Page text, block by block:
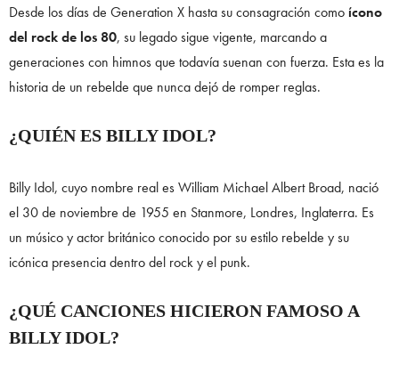
Desde los días de Generation X hasta su consagración como ícono
del rock de los 80, su legado sigue vigente, marcando a
generaciones con himnos que todavía suenan con fuerza. Esta es la
historia de un rebelde que nunca dejó de romper reglas.
¿QUIÉN ES BILLY IDOL?
Billy Idol, cuyo nombre real es William Michael Albert Broad, nació
el 30 de noviembre de 1955 en Stanmore, Londres, Inglaterra. Es
un músico y actor británico conocido por su estilo rebelde y su
icónica presencia dentro del rock y el punk.
¿QUÉ CANCIONES HICIERON FAMOSO A
BILLY IDOL?